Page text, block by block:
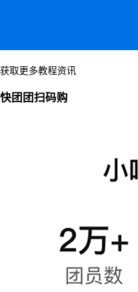
获取更多教程资讯
快团团扫码购